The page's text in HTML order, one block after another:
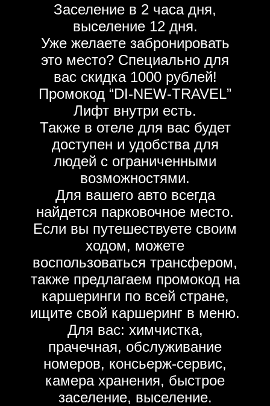
Заселение в 2 часа дня,
выселение 12 дня.
Уже желаете забронировать
это место? Специально для
вас скидка 1000 рублей!
Промокод “DI-NEW-TRAVEL”
Лифт внутри есть.
Также в отеле для вас будет
доступен и удобства для
людей с ограниченными
возможностями.
Для вашего авто всегда
найдется парковочное место.
Если вы путешествуете своим
ходом, можете
воспользоваться трансфером,
также предлагаем промокод на
каршеринги по всей стране,
ищите свой каршеринг в меню.
Для вас: химчистка,
прачечная, обслуживание
номеров, консьерж-сервис,
камера хранения, быстрое
заселение, выселение.